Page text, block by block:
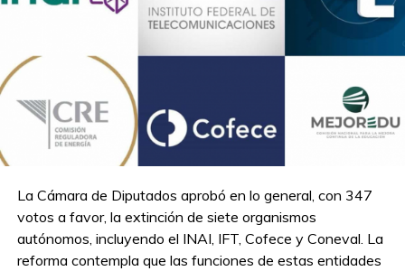
La Cámara de Diputados aprobó en lo general, con 347
votos a favor, la extinción de siete organismos
autónomos, incluyendo el INAI, IFT, Cofece y Coneval. La
reforma contempla que las funciones de estas entidades